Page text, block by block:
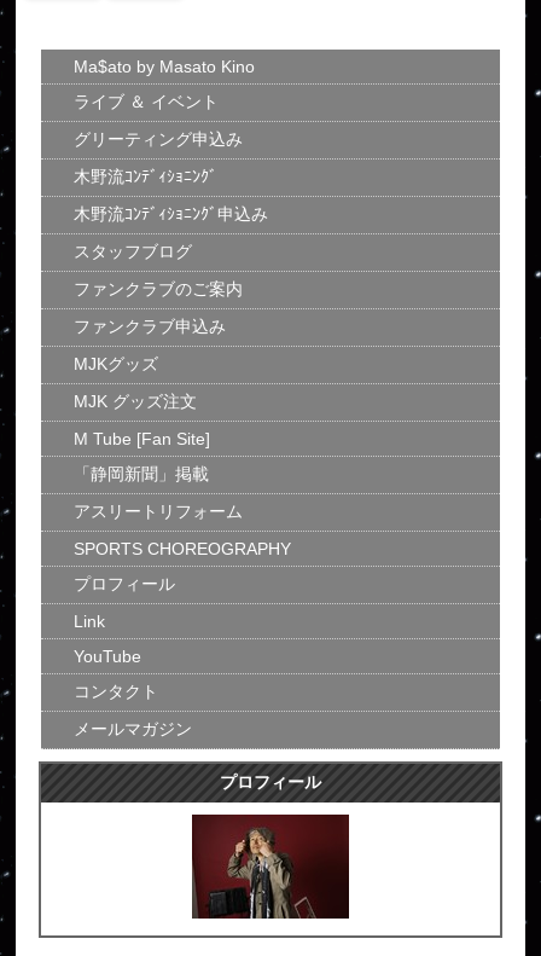
Ma$ato by Masato Kino
ライブ ＆ イベント
グリーティング申込み
木野流ｺﾝﾃﾞｨｼｮﾆﾝｸﾞ
木野流ｺﾝﾃﾞｨｼｮﾆﾝｸﾞ申込み
スタッフブログ
ファンクラブのご案内
ファンクラブ申込み
MJKグッズ
MJK グッズ注文
M Tube [Fan Site]
「静岡新聞」掲載
アスリートリフォーム
SPORTS CHOREOGRAPHY
プロフィール
Link
YouTube
コンタクト
メールマガジン
プロフィール